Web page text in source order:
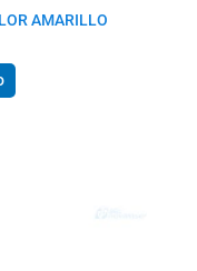
AMARILLO